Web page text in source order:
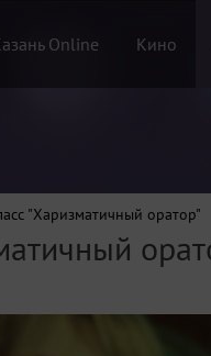
Online Кино
"Харизматичный оратор"